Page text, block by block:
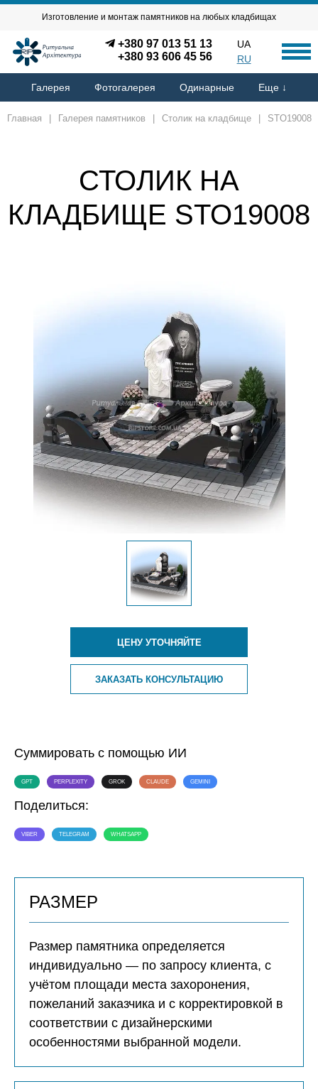
Изготовление и монтаж памятников на любых кладбищах
+380 97 013 51 13
+380 93 606 45 56
UA
RU
Галерея Фотогалерея Одинарные Еще ↓
Главная Галерея памятников Столик на кладбище STO19008
СТОЛИК НА
КЛАДБИЩЕ STO19008
ЦЕНУ УТОЧНЯЙТЕ
ЗАКАЗАТЬ КОНСУЛЬТАЦИЮ
Суммировать с помощью ИИ
GPT PERPLEXITY GROK CLAUDE GEMINI
Поделиться:
VIBER TELEGRAM WHATSAPP
РАЗМЕР
Размер памятника определяется
индивидуально — по запросу клиента, с
учётом площади места захоронения,
пожеланий заказчика и с корректировкой в
соответствии с дизайнерскими
особенностями выбранной модели.